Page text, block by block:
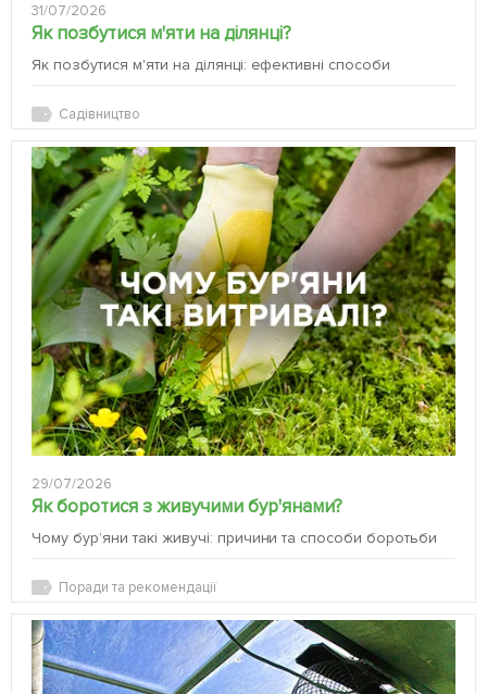
31/07/2026
Як позбутися м'яти на ділянці?
Як позбутися м'яти на ділянці: ефективні способи
Садівництво
29/07/2026
Як боротися з живучими бур'янами?
Чому бур’яни такі живучі: причини та способи боротьби
Поради та рекомендації